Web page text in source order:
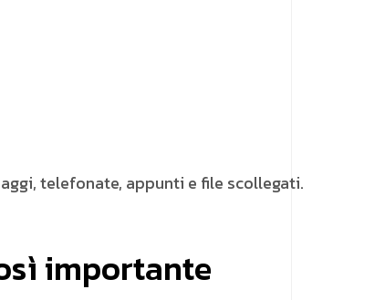
telefonate, appunti e file scollegati.
importante